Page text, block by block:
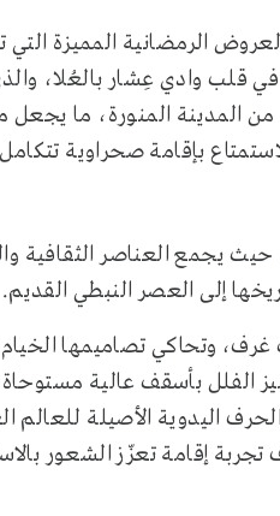
الرمضانية المميزة
قلب وادي عِشار بالعُلا،
المدينة المنورة، ما يجعل
بإقامة صحراوية
حيث يجمع العناصر الثقافية
إلى العصر النبطي القديم.
وتحاكي تصاميمها
الفلل بأسقف عالية مستوحاة
اليدوية الأصيلة للعالم
إقامة تعزّز الشعور